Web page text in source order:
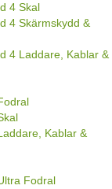
4 Skal
4 Skärmskydd &
4 Laddare, Kablar &
Kablar &
Fodral